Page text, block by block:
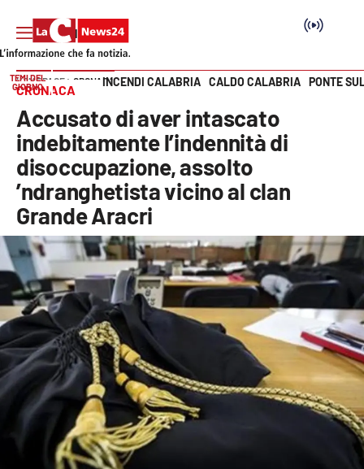
SEZIONI
Cronaca
Politica
Attualità
Economia e lavoro
Italia Mondo
Sanità
Sport
Cultura
Vai
TEMI DEL
GIORNO
INCENDI CALABRIA CALDO CALABRIA PONTE
HOME PAGE CRONACA
CRONACA
Accusato di aver intascato
indebitamente l’indennità di
disoccupazione, assolto
’ndranghetista vicino al clan
Grande Aracri